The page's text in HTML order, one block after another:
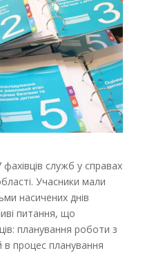
служб у справах
Учасники мали
насичених днів
питання, що
планування роботи з
в процес планування